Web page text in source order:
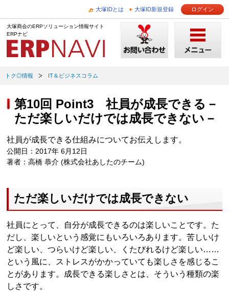
大塚IDとは 大塚ID新規登録 ログイン
大塚商会のERPソリューション情報サイト
ERPナビ
トク◎情報 IT＆ビジネスコラム
第10回 Point3 社員が成長できる－
ただ楽しいだけでは成長できない－
社員が成長できる仕組みについてお伝えします。
公開日：2017年 6月12日
著者：高橋 恭介 (株式会社あしたのチーム)
ただ楽しいだけでは成長できない
社員にとって、自分が成長できるのは楽しいことです。た
だし、楽しいという感覚にもいろいろあります。苦しいけ
ど楽しい、つらいけど楽しい、くたびれるけど楽しい……
という風に、ストレスがかかっていても楽しさを感じるこ
とがあります。成長できる楽しさとは、そういう種類の楽
しさです。